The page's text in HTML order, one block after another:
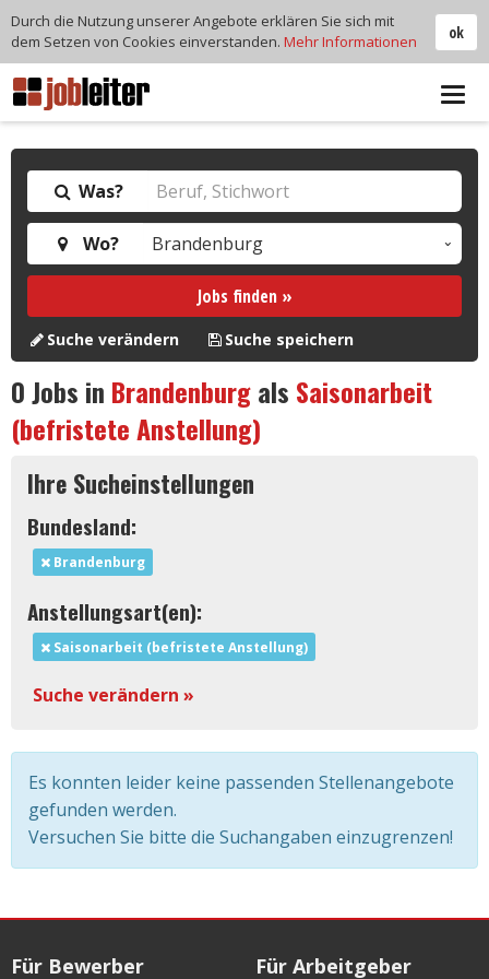
Was?
Wo?
Jobs finden »
Suche verändern Suche speichern
0Jobs in Brandenburgals Saisonarbeit
(befristete Anstellung)
Ihre Sucheinstellungen
Bundesland:
Brandenburg
Anstellungsart(en):
Saisonarbeit (befristete Anstellung)
Suche verändern »
Es konnten leider keine passenden Stellenangebote
gefunden werden.
Versuchen Sie bitte die Suchangaben einzugrenzen!
Für Bewerber Für Arbeitgeber
ok
Durch die Nutzung unserer Angebote erklären Sie sich mit
dem Setzen von Cookies einverstanden. Mehr Informationen